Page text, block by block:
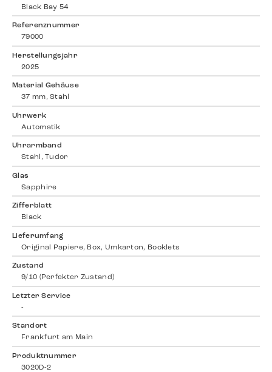
Black Bay 54
Referenznummer
79000
Herstellungsjahr
2025
Material Gehäuse
37 mm, Stahl
Uhrwerk
Automatik
Uhrarmband
Stahl, Tudor
Glas
Sapphire
Zifferblatt
Black
Lieferumfang
Original Papiere, Box, Umkarton, Booklets
Zustand
9/10 (Perfekter Zustand)
Letzter Service
-
Standort
Frankfurt am Main
Produktnummer
3020D-2